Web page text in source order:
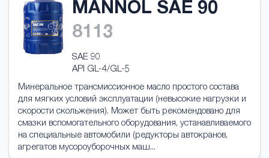
MANNOL SAE 90
8113
SAE 90
API GL-4/GL-5
Минеральное трансмиссионное масло простого состава
для мягких условий эксплуатации (невысокие нагрузки и
скорости скольжения). Может быть рекомендовано для
смазки вспомогательного оборудования, устанавливаемого
на специальные автомобили (редукторы автокранов,
агрегатов мусороуборочных маш...